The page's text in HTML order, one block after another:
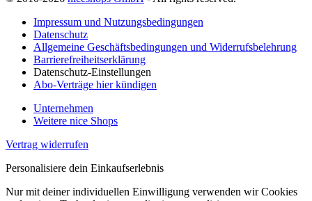
Impressum und Nutzungsbedingungen
Datenschutz
Allgemeine Geschäftsbedingungen und Widerrufsbelehrung
Barrierefreiheitserklärung
Datenschutz-Einstellungen
Abo-Verträge hier kündigen
Unternehmen
Weitere nice Shops
Vertrag widerrufen
Personalisiere dein Einkaufserlebnis
Nur mit deiner individuellen Einwilligung verwenden wir Cookies